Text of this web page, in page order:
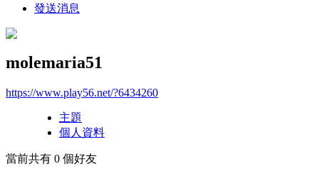
發送消息
molemaria51
https://www.play56.net/?6434260
主題
個人資料
當前共有 0 個好友